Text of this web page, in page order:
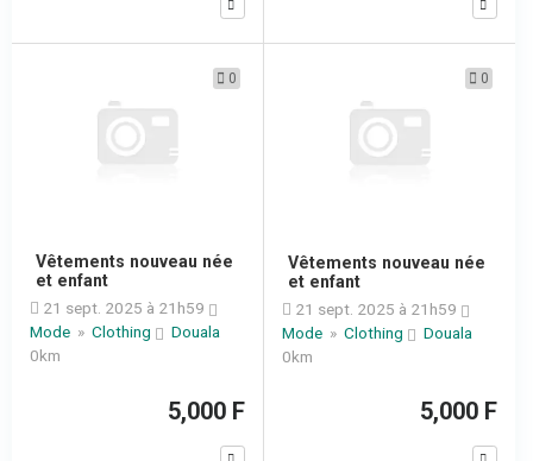
0
Vêtements nouveau née
et enfant
21 sept. 2025 à 21h59
Mode » Clothing
Douala
0km
5,000 F
0
Vêtements nouveau née
et enfant
21 sept. 2025 à 21h59
Mode » Clothing
Douala
0km
5,000 F